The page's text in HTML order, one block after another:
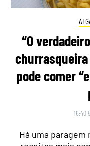
“O
churrasqueira
pode comer
16:40
Há uma paragem